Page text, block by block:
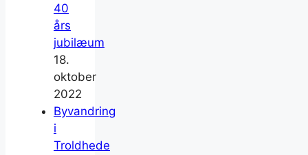
40
års
jubilæum
18.
oktober
2022
Byvandring
i
Troldhede